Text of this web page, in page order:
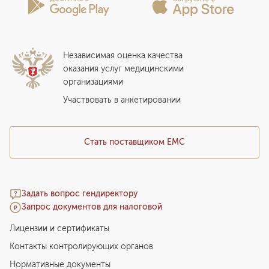
Сотрудничество
Стационар
Прайс-лист
Подарочный сертификат EMC
Медицинский туризм
Статьи
Программы привилегий
Стать поставщиком ЕМС
Задать вопрос гендиректору
Запрос документов для налоговой
Независимая оценка качества
оказания услуг медицинскими
организациями
Участвовать в анкетировании
Лицензии и сертификаты
Контакты контролирующих органов
Нормативные документы